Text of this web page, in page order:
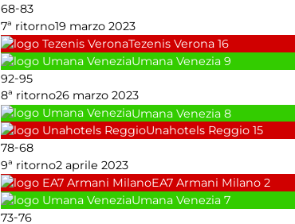
68-83
7ª ritorno19 marzo 2023
Tezenis Verona 16
Umana Venezia 9
92-95
8ª ritorno26 marzo 2023
Umana Venezia 8
Unahotels Reggio 15
78-68
9ª ritorno2 aprile 2023
EA7 Armani Milano 2
Umana Venezia 7
73-76